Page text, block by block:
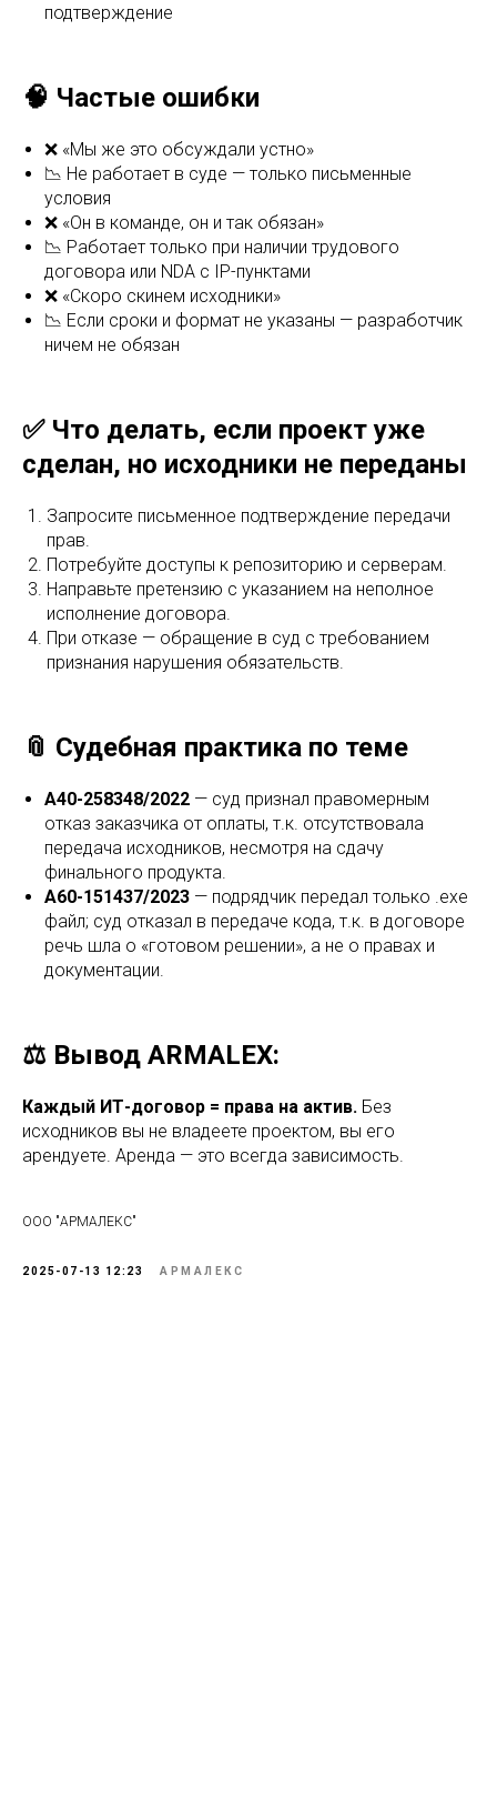
подтверждение
🧠 Частые ошибки
❌ «Мы же это обсуждали устно»
📉 Не работает в суде — только письменные
условия
❌ «Он в команде, он и так обязан»
📉 Работает только при наличии трудового
договора или NDA с IP-пунктами
❌ «Скоро скинем исходники»
📉 Если сроки и формат не указаны — разработчик
ничем не обязан
✅ Что делать, если проект уже
сделан, но исходники не переданы
Запросите письменное подтверждение передачи
прав.
Потребуйте доступы к репозиторию и серверам.
Направьте претензию с указанием на неполное
исполнение договора.
При отказе — обращение в суд с требованием
признания нарушения обязательств.
📎 Судебная практика по теме
А40-258348/2022 — суд признал правомерным
отказ заказчика от оплаты, т.к. отсутствовала
передача исходников, несмотря на сдачу
финального продукта.
А60-151437/2023 — подрядчик передал только .exe
файл; суд отказал в передаче кода, т.к. в договоре
речь шла о «готовом решении», а не о правах и
документации.
⚖️ Вывод ARMALEX:
Каждый ИТ-договор = права на актив. Без
исходников вы не владеете проектом, вы его
арендуете. Аренда — это всегда зависимость.
ООО "АРМАЛЕКС"
2025-07-13 12:23 АРМАЛЕКС